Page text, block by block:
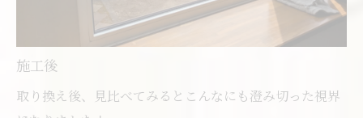
施工後
取り換え後、見比べてみるとこんなにも澄み切った視界